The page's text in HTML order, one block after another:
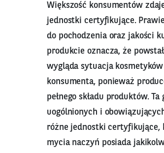
Większość konsumentów
jednostki certyfikujące.
do pochodzenia oraz jakości
produkcie oznacza, że
wygląda sytuacja
konsumenta, ponieważ
pełnego składu produktów.
uogólnionych i
różne jednostki certyfikujące,
mycia naczyń posiada